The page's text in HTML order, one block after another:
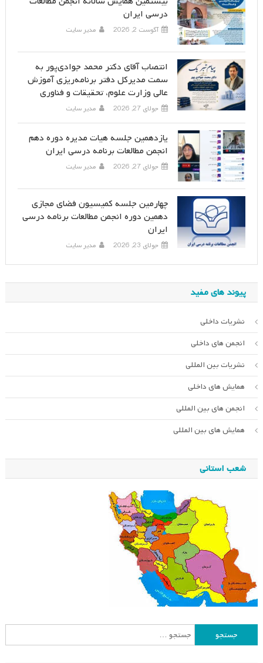
درسی ایران
آگوست 2, 2026 مدیر سایت
انتصاب آقای دکتر محمد جوادی‌پور به
سمت مدیرکل دفتر برنامه‌ریزی آموزش
عالی وزارت علوم، تحقیقات و فناوری
جولای 27, 2026 مدیر سایت
یازدهمین جلسه هیات مدیره دوره دهم
انجمن مطالعات برنامه درسی ایران
جولای 27, 2026 مدیر سایت
چهارمین جلسه کمیسیون فضای مجازی
دهمین دوره انجمن مطالعات برنامه درسی
ایران
جولای 23, 2026 مدیر سایت
پیوند های مفید
نشریات داخلی
انجمن های داخلی
نشریات بین المللی
همایش های داخلی
انجمن های بین المللی
همایش های بین المللی
شعب استانی
جستجو
برای: